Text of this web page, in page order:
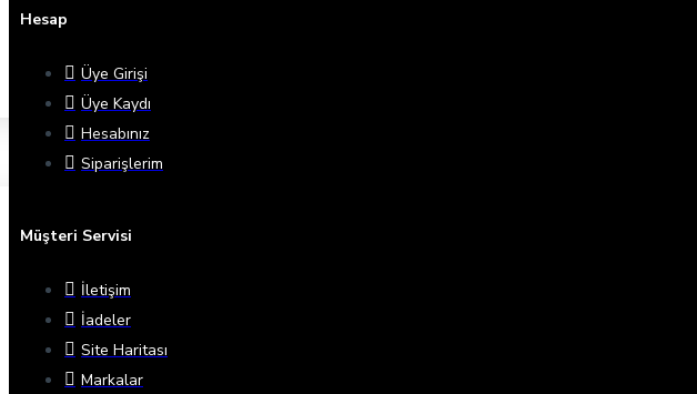
Hesap
Üye Girişi
Üye Kaydı
Hesabınız
Siparişlerim
Müşteri Servisi
İletişim
İadeler
Site Haritası
Markalar